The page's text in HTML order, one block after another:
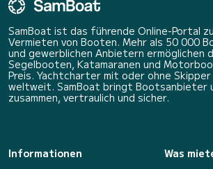
SamBoat ist das führende Online-Portal
Vermieten von Booten. Mehr als 50 000
und gewerblichen Anbietern ermöglichen
Segelbooten, Katamaranen und
Preis. Yachtcharter mit oder ohne
weltweit. SamBoat bringt Bootsanbieter
zusammen, vertraulich und sicher.
Informationen
Was